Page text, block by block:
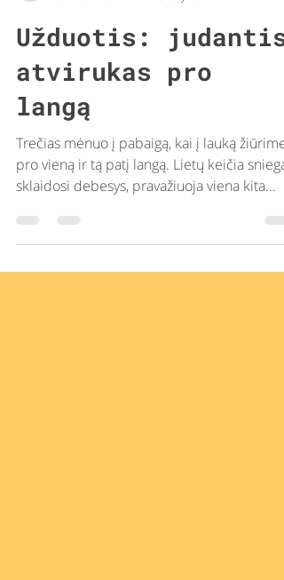
Dideli maži ekranai
2021-01-19
2 min. skaitymo
Užduotis: judantis
atvirukas pro
langą
Trečias mėnuo į pabaigą, kai į lauką žiūrime
sklaidosi debesys, pravažiuoja viena kita...